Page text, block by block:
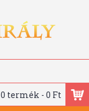
0 termék - 0 Ft